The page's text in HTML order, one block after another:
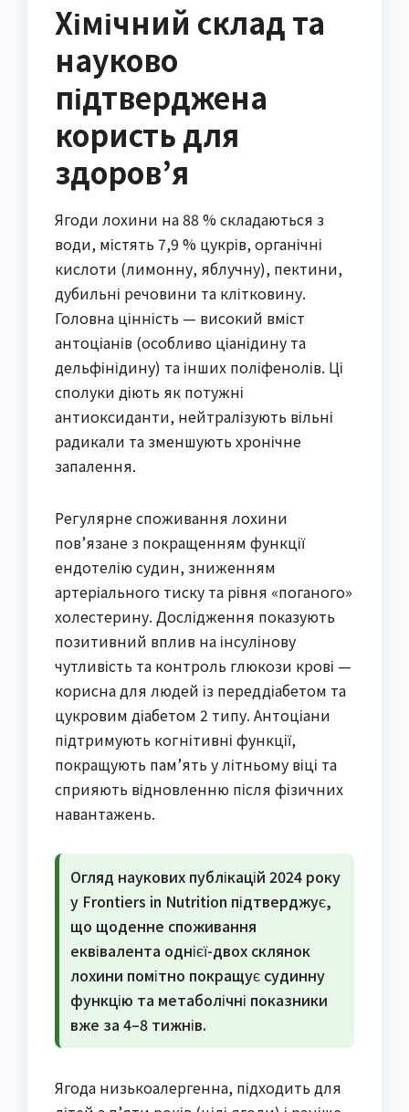
Хімічний склад та
науково
підтверджена
користь для
здоров’я
Ягоди лохини на 88 % складаються з
води, містять 7,9 % цукрів, органічні
кислоти (лимонну, яблучну), пектини,
дубильні речовини та клітковину.
Головна цінність — високий вміст
антоціанів (особливо ціанідину та
дельфінідину) та інших поліфенолів. Ці
сполуки діють як потужні
антиоксиданти, нейтралізують вільні
радикали та зменшують хронічне
запалення.
Регулярне споживання лохини
пов’язане з покращенням функції
ендотелію судин, зниженням
артеріального тиску та рівня «поганого»
холестерину. Дослідження показують
позитивний вплив на інсулінову
чутливість та контроль глюкози крові —
корисна для людей із переддіабетом та
цукровим діабетом 2 типу. Антоціани
підтримують когнітивні функції,
покращують пам’ять у літньому віці та
сприяють відновленню після фізичних
навантажень.
Огляд наукових публікацій 2024 року
у Frontiers in Nutrition підтверджує,
що щоденне споживання
еквівалента однієї-двох склянок
лохини помітно покращує судинну
функцію та метаболічні показники
вже за 4–8 тижнів.
Ягода низькоалергенна, підходить для